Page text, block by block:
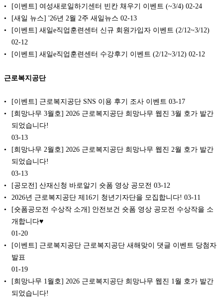
[이벤트] 여성새로일하기센터 빈칸 채우기 이벤트 (~3/4) 02-24
[새일 뉴스] '26년 2월 2주 새일뉴스 02-13
[이벤트] 새일e직업훈련센터 신규 회원가입자 이벤트 (2/12~3/12)
02-12
[이벤트] 새일e직업훈련센터 수강후기 이벤트 (2/12~3/12) 02-12
근로복지공단
[이벤트] 근로복지공단 SNS 이용 후기 조사 이벤트 03-17
[희망나무 3월호] 2026 근로복지공단 희망나무 웹진 3월 호가 발간
되었습니다!
03-13
[희망나무 2월호] 2026 근로복지공단 희망나무 웹진 2월 호가 발간
되었습니다!
03-13
[공모전] 산재신청 바로알기 숏폼 영상 공모전 03-12
2026년 근로복지공단 제16기 청년기자단을 모집합니다! 03-11
[숏폼공모전 수상작 소개] 안전보건 숏폼 영상 공모전 수상작을 소
개합니다♥️
01-20
[이벤트] 근로복지공단 근로복지공단 새해맞이 댓글 이벤트 당첨자
발표
01-19
[희망나무 1월호] 2026 근로복지공단 희망나무 웹진 1월 호가 발간
되었습니다!